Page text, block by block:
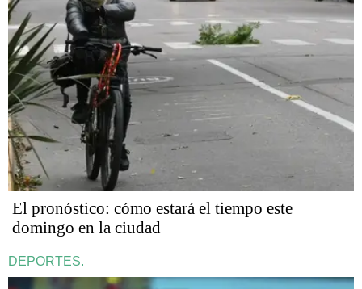
El pronóstico: cómo estará el tiempo este
domingo en la ciudad
DEPORTES.